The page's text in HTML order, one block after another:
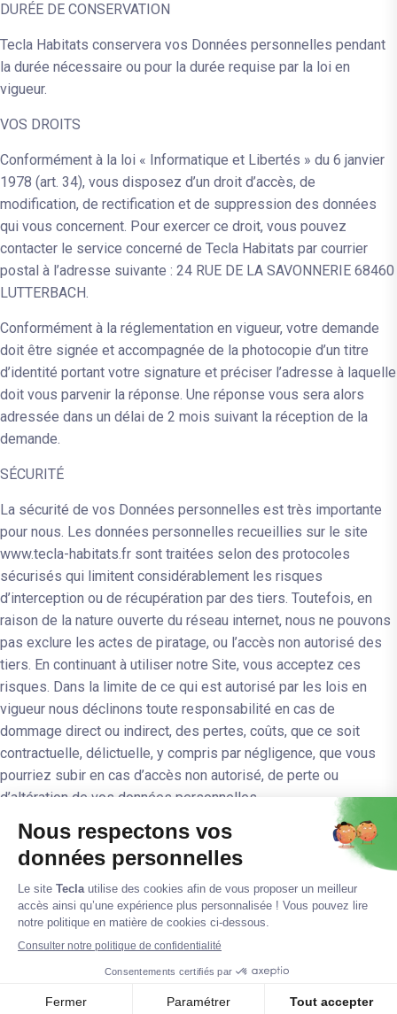
DURÉE DE CONSERVATION
Tecla Habitats conservera vos Données personnelles pendant
la durée nécessaire ou pour la durée requise par la loi en
vigueur.
VOS DROITS
Conformément à la loi « Informatique et Libertés » du 6 janvier
1978 (art. 34), vous disposez d’un droit d’accès, de
modification, de rectification et de suppression des données
qui vous concernent. Pour exercer ce droit, vous pouvez
contacter le service concerné de Tecla Habitats par courrier
postal à l’adresse suivante : 24 RUE DE LA SAVONNERIE 68460
LUTTERBACH.
Conformément à la réglementation en vigueur, votre demande
doit être signée et accompagnée de la photocopie d’un titre
d’identité portant votre signature et préciser l’adresse à laquelle
doit vous parvenir la réponse. Une réponse vous sera alors
adressée dans un délai de 2 mois suivant la réception de la
demande.
SÉCURITÉ
La sécurité de vos Données personnelles est très importante
pour nous. Les données personnelles recueillies sur le site
www.tecla-habitats.fr sont traitées selon des protocoles
sécurisés qui limitent considérablement les risques
d’interception ou de récupération par des tiers. Toutefois, en
raison de la nature ouverte du réseau internet, nous ne pouvons
pas exclure les actes de piratage, ou l’accès non autorisé des
tiers. En continuant à utiliser notre Site, vous acceptez ces
risques. Dans la limite de ce qui est autorisé par les lois en
vigueur nous déclinons toute responsabilité en cas de
dommage direct ou indirect, des pertes, coûts, que ce soit
contractuelle, délictuelle, y compris par négligence, que vous
pourriez subir en cas d’accès non autorisé, de perte ou
d’altération de vos données personnelles.